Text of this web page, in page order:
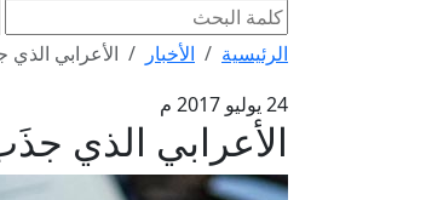
الرئيسية الأخبار
الأعرابي
24 يوليو 2017 م
الأعرابي الذي